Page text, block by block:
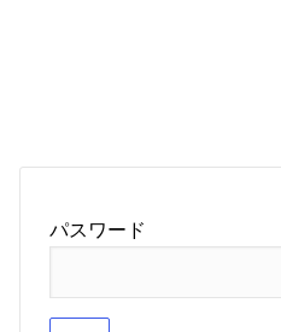
パスワード